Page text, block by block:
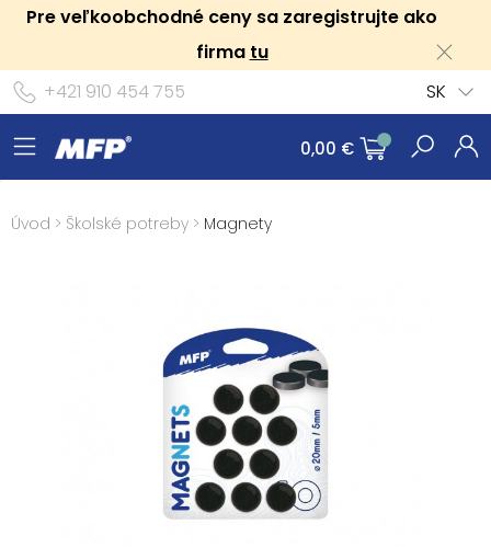
Pre veľkoobchodné ceny sa zaregistrujte ako
firma tu
+421 910 454 755
SK
0,00 €
Úvod > Školské potreby > Magnety